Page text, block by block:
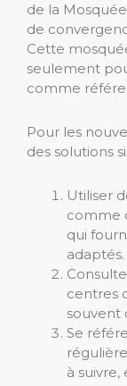
de la
de
Cette
seulement
comme
Pour les
des solutions
Utiliser
comme
qui
adaptés.
centres
souvent
Se
à